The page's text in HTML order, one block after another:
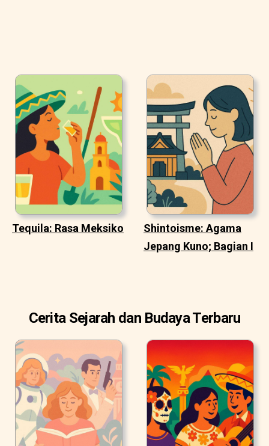
Tequila: Rasa Meksiko
Shintoisme: Agama
Jepang Kuno; Bagian I
Cerita Sejarah dan Budaya Terbaru